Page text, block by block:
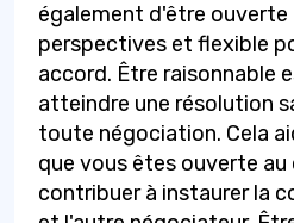
également d'être ouverte
perspectives et flexible
accord. Être raisonnable
atteindre une résolution
toute négociation. Cela
que vous êtes ouverte
contribuer à instaurer la